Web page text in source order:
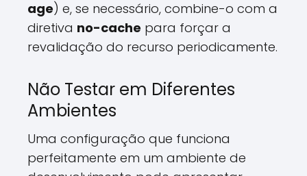
age) e, se necessário, combine-o com a
diretiva no-cache para forçar a
revalidação do recurso periodicamente.
Não Testar em Diferentes
Ambientes
Uma configuração que funciona
perfeitamente em um ambiente de